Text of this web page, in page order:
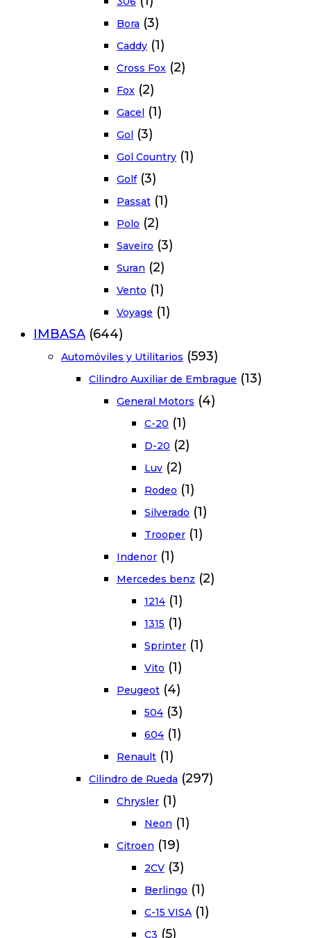
Bora (3)
Caddy (1)
Cross Fox (2)
Fox (2)
Gacel (1)
Gol (3)
Gol Country (1)
Golf (3)
Passat (1)
Polo (2)
Saveiro (3)
Suran (2)
Vento (1)
Voyage (1)
IMBASA (644)
Automóviles y Utilitarios (593)
Cilindro Auxiliar de Embrague (13)
General Motors (4)
C-20 (1)
D-20 (2)
Luv (2)
Rodeo (1)
Silverado (1)
Trooper (1)
Indenor (1)
Mercedes benz (2)
1214 (1)
1315 (1)
Sprinter (1)
Vito (1)
Peugeot (4)
504 (3)
604 (1)
Renault (1)
Cilindro de Rueda (297)
Chrysler (1)
Neon (1)
Citroen (19)
2CV (3)
Berlingo (1)
C-15 VISA (1)
C3 (5)